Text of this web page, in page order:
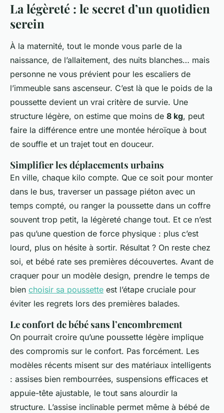
La légèreté : le secret d’un quotidien
serein
À la maternité, tout le monde vous parle de la
naissance, de l’allaitement, des nuits blanches… mais
personne ne vous prévient pour les escaliers de
l’immeuble sans ascenseur. C’est là que le poids de la
poussette devient un vrai critère de survie. Une
structure légère, on estime que moins de 8 kg, peut
faire la différence entre une montée héroïque à bout
de souffle et un trajet tout en douceur.
Simplifier les déplacements urbains
En ville, chaque kilo compte. Que ce soit pour monter
dans le bus, traverser un passage piéton avec un
temps compté, ou ranger la poussette dans un coffre
souvent trop petit, la légèreté change tout. Et ce n’est
pas qu’une question de force physique : plus c’est
lourd, plus on hésite à sortir. Résultat ? On reste chez
soi, et bébé rate ses premières découvertes. Avant de
craquer pour un modèle design, prendre le temps de
bien choisir sa poussette est l’étape cruciale pour
éviter les regrets lors des premières balades.
Le confort de bébé sans l’encombrement
On pourrait croire qu’une poussette légère implique
des compromis sur le confort. Pas forcément. Les
modèles récents misent sur des matériaux intelligents
: assises bien rembourrées, suspensions efficaces et
appuie-tête ajustable, le tout sans alourdir la
structure. L’assise inclinable permet même à bébé de